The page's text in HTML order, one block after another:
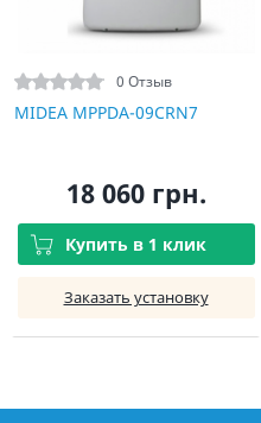
0 Отзыв
MIDEA MPPDA-09CRN7
18 060 грн.
Купить в 1 клик
Заказать установку